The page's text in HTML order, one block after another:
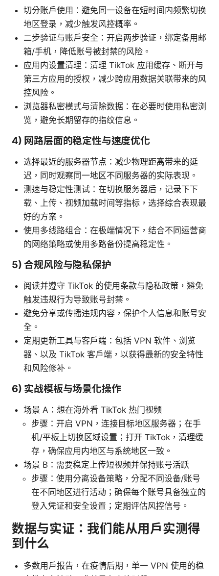
切分账户使用：避免同一设备在短时间内频繁切换
地区登录，减少触发风控概率。
二步验证与账户安全：开启两步验证，绑定备用邮
箱/手机，降低账号被封禁的风险。
应用内设置清理：清理 TikTok 应用缓存、断开与
第三方应用的授权，减少跨应用数据关联带来的风
控风险。
浏览器私密模式与清除数据：在必要时使用私密浏
览，避免长期留存的指纹信息。
4) 网路层面的稳定性与速度优化
选择最近的服务器节点：减少物理距离带来的延
迟，同时观察同一地区不同服务器的实际表现。
测速与稳定性测试：在切换服务器后，记录下下
载、上传、视频加载时间等指标，选择综合表现最
好的方案。
使用多线路组合：在极端情况下，结合不同运营商
的网络策略或使用多路备份提高稳定性。
5) 合规风险与隐私保护
阅读并遵守 TikTok 的使用条款与隐私政策，避免
触发违规行为导致账号封禁。
避免分享或传播违规内容，保护个人信息和账号安
全。
定期更新工具与客户端：包括 VPN 软件、浏览
器、以及 TikTok 客户端，以获得最新的安全特性
和风险修补。
6) 实战模板与场景化操作
场景 A：想在海外看 TikTok 热门视频
步骤：开启 VPN，连接目标地区服务器；在手
机/平板上切换区域设置；打开 TikTok，清理缓
存，确保应用内地区与系统地区一致。
场景 B：需要稳定上传短视频并保持账号活跃
步骤：使用分离设备策略，分配不同设备/账号
在不同地区进行活动；确保每个账号具备独立的
登入凭证和安全设置；定期评估风控信号。
数据与实证：我们能从用户实测得
到什么
多数用户报告，在疫情后期，单一 VPN 使用的稳